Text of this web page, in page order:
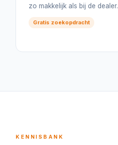
zo makkelijk als bij de dealer.
Gratis zoekopdracht
KENNISBANK